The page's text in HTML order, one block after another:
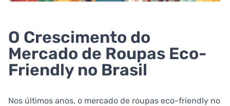
O Crescimento do
Mercado de Roupas Eco-
Friendly no Brasil
Nos últimos anos, o mercado de roupas eco-friendly no